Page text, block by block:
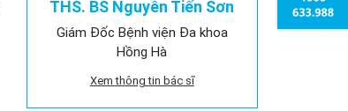
THS. BS Nguyễn Tiến Sơn
Giám Đốc Bệnh viện Đa khoa
Hồng Hà
Xem thông tin bác sĩ